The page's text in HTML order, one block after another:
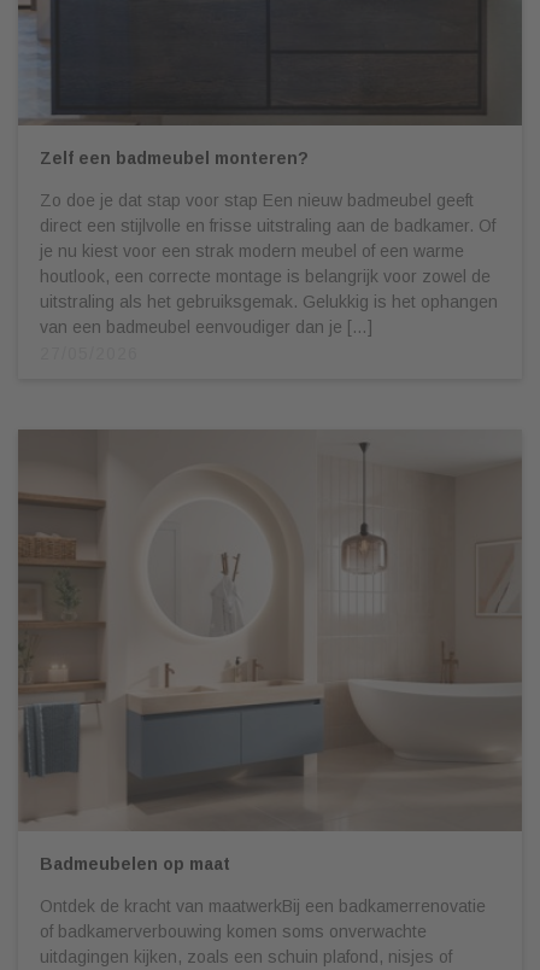
Zelf een badmeubel monteren?
Zo doe je dat stap voor stap Een nieuw badmeubel geeft
direct een stijlvolle en frisse uitstraling aan de badkamer. Of
je nu kiest voor een strak modern meubel of een warme
houtlook, een correcte montage is belangrijk voor zowel de
uitstraling als het gebruiksgemak. Gelukkig is het ophangen
van een badmeubel eenvoudiger dan je […]
Badmeubelen op maat
Ontdek de kracht van maatwerkBij een badkamerrenovatie
of badkamerverbouwing komen soms onverwachte
uitdagingen kijken, zoals een schuin plafond, nisjes of